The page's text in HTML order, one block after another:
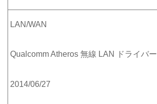
LAN/WAN
Qualcomm Atheros 無線 LAN ドライバー
2014/06/27